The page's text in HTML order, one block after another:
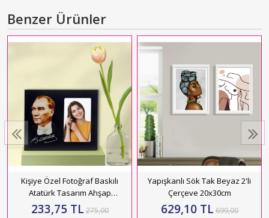
Benzer Ürünler
Kişiye Özel Fotoğraf Baskılı
Atatürk Tasarım Ahşap
Çerçeve Arkadaşa Hediye
233,75 TL 275,00
Yapışkanlı Sök Tak Beyaz 2'li
Çerçeve 20x30cm
629,10 TL 699,00